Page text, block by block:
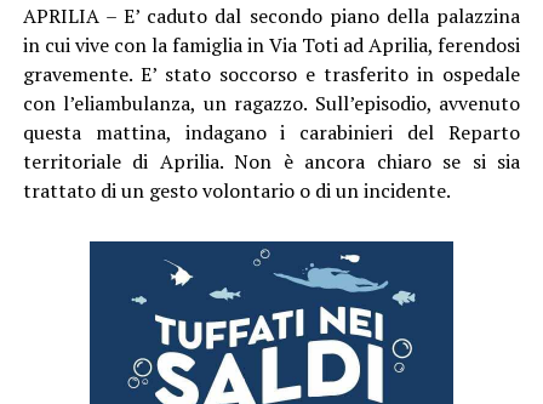
APRILIA – E’ caduto dal secondo piano della palazzina
in cui vive con la famiglia in Via Toti ad Aprilia, ferendosi
gravemente. E’ stato soccorso e trasferito in ospedale
con l’eliambulanza, un ragazzo. Sull’episodio, avvenuto
questa mattina, indagano i carabinieri del Reparto
territoriale di Aprilia. Non è ancora chiaro se si sia
trattato di un gesto volontario o di un incidente.